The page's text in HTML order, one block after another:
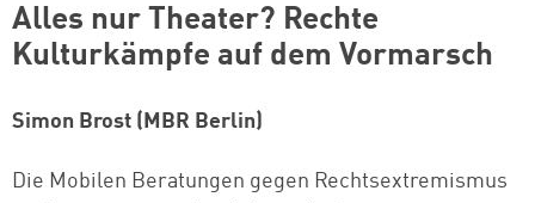
Alles nur Theater? Rechte
Kulturkämpfe auf dem Vormarsch
Simon Brost (MBR Berlin)
Die Mobilen Beratungen gegen Rechtsextremismus